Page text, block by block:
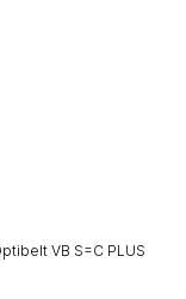
VB S=C PLUS